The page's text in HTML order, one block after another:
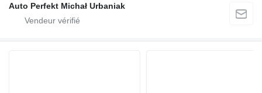
Auto Perfekt Michał Urbaniak